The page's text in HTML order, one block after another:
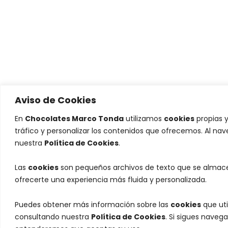
Aviso de Cookies
En Chocolates Marco Tonda utilizamos cookies propias
tráfico y personalizar los contenidos que ofrecemos. Al
nuestra Política de Cookies.
Las cookies son pequeños archivos de texto que se
ofrecerte una experiencia más fluida y personalizada.
Puedes obtener más información sobre las cookies que
consultando nuestra Política de Cookies. Si sigues